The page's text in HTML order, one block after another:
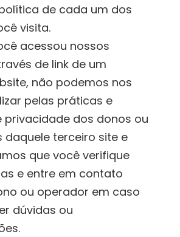
de cada um dos
visita.
acessou nossos
de link de um
não podemos nos
pelas práticas e
privacidade dos donos ou
daquele terceiro site e
que você verifique
e entre em contato
ou operador em caso
dúvidas ou